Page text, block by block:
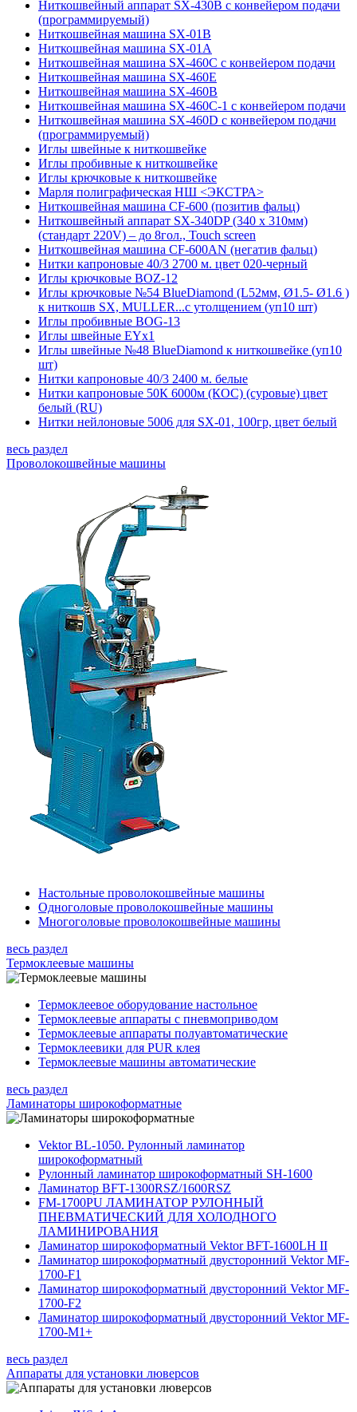
Ниткошвейный аппарат SX-430B с конвейером подачи
(программируемый)
Ниткошвейная машина SX-01B
Ниткошвейная машина SX-01A
Ниткошвейная машина SX-460C с конвейером подачи
Ниткошвейная машина SX-460E
Ниткошвейная машина SX-460B
Ниткошвейная машина SX-460С-1 с конвейером подачи
Ниткошвейная машина SX-460D с конвейером подачи
(программируемый)
Иглы швейные к ниткошвейке
Иглы пробивные к ниткошвейке
Иглы крючковые к ниткошвейке
Марля полиграфическая НШ <ЭКСТРА>
Ниткошвейная машина CF-600 (позитив фальц)
Ниткошвейный аппарат SX-340DP (340 x 310мм)
(стандарт 220V) – до 8гол., Touch screen
Ниткошвейная машина CF-600АN (негатив фальц)
Нитки капроновые 40/3 2700 м. цвет 020-черный
Иглы крючковые BOZ-12
Иглы крючковые №54 BlueDiamond (L52мм, Ø1.5- Ø1.6 )
к ниткошв SX, MULLER...с утолщением (уп10 шт)
Иглы пробивные BOG-13
Иглы швейные EYx1
Иглы швейные №48 BlueDiamond к ниткошвейке (уп10
шт)
Нитки капроновые 40/3 2400 м. белые
Нитки капроновые 50К 6000м (КОС) (суровые) цвет
белый (RU)
Нитки нейлоновые 5006 для SX-01, 100гр, цвет белый
весь раздел
Проволокошвейные машины
Настольные проволокошвейные машины
Одноголовые проволокошвейные машины
Многоголовые проволокошвейные машины
весь раздел
Термоклеевые машины
Термоклеевое оборудование настольное
Термоклеевые аппараты с пневмоприводом
Термоклеевые аппараты полуавтоматические
Термоклеевики для PUR клея
Термоклеевые машины автоматические
весь раздел
Ламинаторы широкоформатные
Vektor BL-1050. Рулонный ламинатор
широкоформатный
Рулонный ламинатор широкоформатный SH-1600
Ламинатор BFT-1300RSZ/1600RSZ
FM-1700PU ЛАМИНАТОР РУЛОННЫЙ
ПНЕВМАТИЧЕСКИЙ ДЛЯ ХОЛОДНОГО
ЛАМИНИРОВАНИЯ
Ламинатор широкоформатный Vektor BFT-1600LH II
Ламинатор широкоформатный двусторонний Vektor MF-
1700-F1
Ламинатор широкоформатный двусторонний Vektor MF-
1700-F2
Ламинатор широкоформатный двусторонний Vektor MF-
1700-M1+
весь раздел
Аппараты для установки люверсов